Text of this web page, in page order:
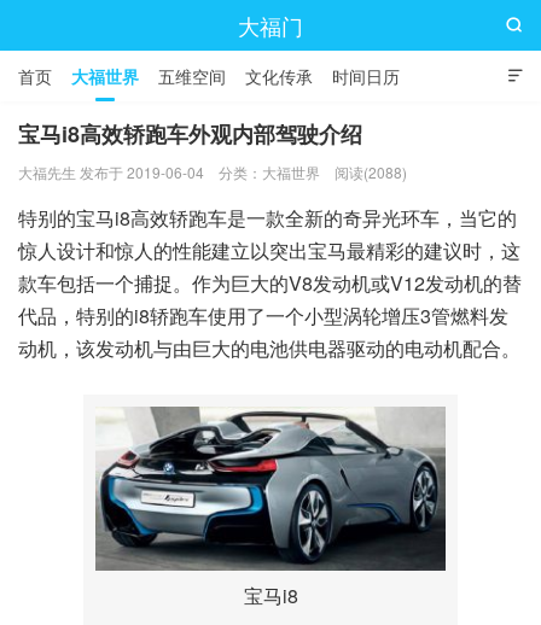
大福门

首页 大福世界 五维空间 文化传承 时间日历

宝马i8高效轿跑车外观内部驾驶介绍
大福先生 发布于 2019-06-04 分类： 大福世界 阅读(2088)
特别的宝马i8高效轿跑车是一款全新的奇异光环车，当它的
惊人设计和惊人的性能建立以突出宝马最精彩的建议时，这
款车包括一个捕捉。作为巨大的V8发动机或V12发动机的替
代品，特别的i8轿跑车使用了一个小型涡轮增压3管燃料发
动机，该发动机与由巨大的电池供电器驱动的电动机配合。
宝马i8